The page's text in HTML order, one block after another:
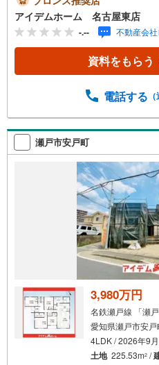
見学、大歓迎♪【安心】
能評価書、建設住宅性能
バルコニー2カ所、WIC
徒歩3分（約240m）→
乗車15分■下品野小学
水曜日も営業しており
の方・買い替えの方な
ください！弊社HPにて
中!!写真だけでは伝わら
ております♪
アイデムホーム 名古屋東店
-.-- 不動産会
資料をもらう
電話する
瀬戸市安戸町
3,980万円
名鉄瀬戸線 「瀬
愛知県瀬戸市安戸
4LDK / 2026年9月
土地 225.53m2 /